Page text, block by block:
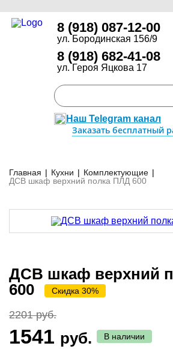
8 (918) 087-12-00
ул. Бородинская 156/9
8 (918) 682-41-08
ул. Героя Яцкова 17
Наш Telegram канал
Заказать бесплатный
Главная | Кухни | Комплектующие |
ДСВ шкаф верхний полка ПЛД 600
ДСВ шкаф верхний
600
Скидка 30%
2201 руб.
1541 руб. В наличии